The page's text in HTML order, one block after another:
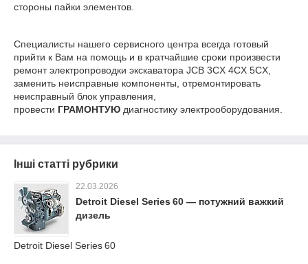
стороны пайки элементов.
Специалисты нашего сервисного центра всегда готовый
прийти к Вам на помощь и в кратчайшие сроки произвести
ремонт электропроводки экскаватора JCB 3CX 4CX 5CX,
заменить неисправные компоненты, отремонтировать
неисправный блок управления,
провести ГРАМОНТУЮ диагностику электрооборудования.
Інші статті рубрики
22.03.2026
Detroit Diesel Series 60 — потужний важкий
дизель
Detroit Diesel Series 60